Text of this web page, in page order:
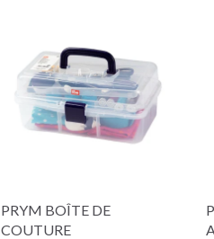
PRYM BOÎTE DE
COUTURE